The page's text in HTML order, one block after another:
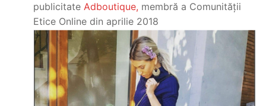
publicitate Adboutique, membră a Comunității
Etice Online din aprilie 2018